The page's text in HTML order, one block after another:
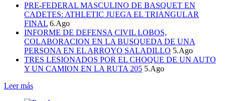
PRE-FEDERAL MASCULINO DE BASQUET EN
CADETES: ATHLETIC JUEGA EL TRIANGULAR
FINAL 6.Ago
INFORME DE DEFENSA CIVIL LOBOS,
COLABORACION EN LA BUSQUEDA DE UNA
PERSONA EN EL ARROYO SALADILLO 5.Ago
TRES LESIONADOS POR EL CHOQUE DE UN AUTO
Y UN CAMION EN LA RUTA 205 5.Ago
Leer más